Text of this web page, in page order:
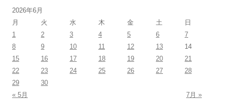
2026年6月
月
火 水 木 金 土
日
1
2 3 4 5 6
7
8
9 10 11 12 13
14
15
16 17 18 19 20
21
22
23 24 25 26 27
28
29
30
« 5月
7月 »